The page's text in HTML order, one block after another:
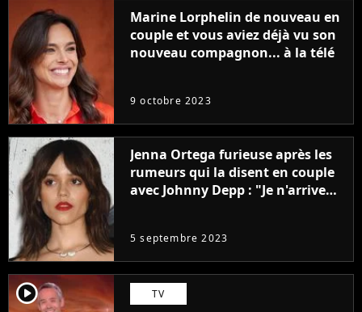
Marine Lorphelin de nouveau en
couple et vous aviez déjà vu son
nouveau compagnon... à la télé
9 octobre 2023
Jenna Ortega furieuse après les
rumeurs qui la disent en couple
avec Johnny Depp : "Je n'arrive
5 septembre 2023
player2 TV